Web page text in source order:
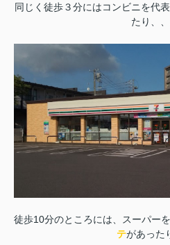
同じく徒歩３分にはコンビニを代
たり、、
徒歩10分のところには、スーパー
テがあった